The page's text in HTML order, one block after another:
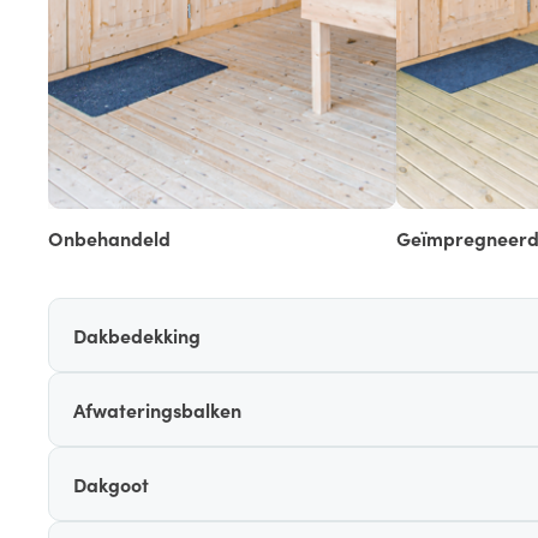
Onbehandeld
Dakbedekking
Afwateringsbalken
Dakgoot